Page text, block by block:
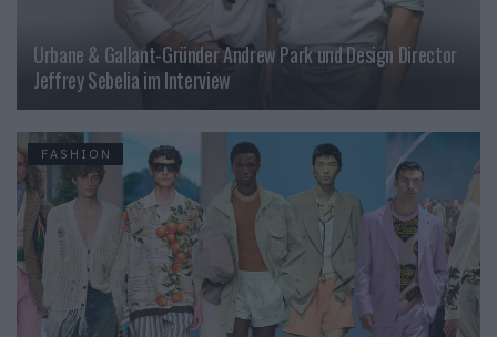
Urbane & Gallant-Gründer Andrew Park und Design Director
Jeffrey Sebelia im Interview
FASHION